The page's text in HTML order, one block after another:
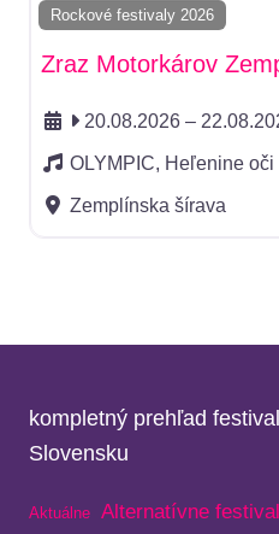
Rockové festivaly 2026
Zraz Motorkárov
20.08.2026 –
OLYMPIC, Heľenine oči
Zemplínska šírava
kompletný prehľad
Slovensku
Aktuálne Alternatívne